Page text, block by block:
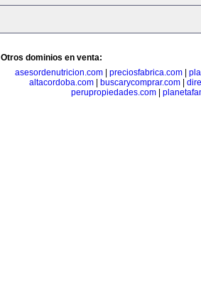
Otros dominios en venta:
asesordenutricion.com
preciosfabrica.com
altacordoba.com
buscarycomprar.com
perupropiedades.com